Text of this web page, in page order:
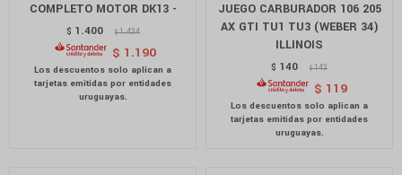
COMPLETO MOTOR DK13 -
$ 1.400 $1.434
$ 1.190
JUEGO CARBURADOR 106 205
AX GTI TU1 TU3 (WEBER 34)
ILLINOIS
$ 140 $143
$ 119